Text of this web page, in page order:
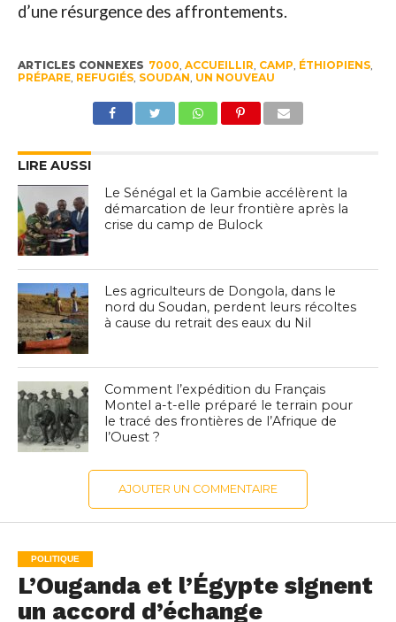
d’une résurgence des affrontements.
ARTICLES CONNEXES 7000 ACCUEILLIR CAMP ÉTHIOPIENS,
PRÉPARE, REFUGIÉS, SOUDAN UN NOUVEAU
LIRE AUSSI
Le Sénégal et la Gambie accélèrent la
démarcation de leur frontière après la
crise du camp de Bulock
Les agriculteurs de Dongola, dans le
nord du Soudan, perdent leurs récoltes
à cause du retrait des eaux du Nil
Comment l’expédition du Français
Montel a-t-elle préparé le terrain pour
le tracé des frontières de l’Afrique de
l’Ouest ?
AJOUTER UN COMMENTAIRE
POLITIQUE
L’Ouganda et l’Égypte signent
un accord d’échange